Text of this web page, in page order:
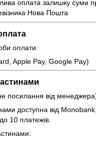
оплата залишку суми
Нова Пошта
оплати:
Apple Pay, Google Pay)
посилання від
доступна від
10 платежів.